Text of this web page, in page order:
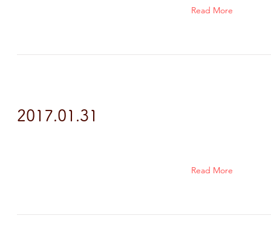
Read More
2017.01.31
Read More